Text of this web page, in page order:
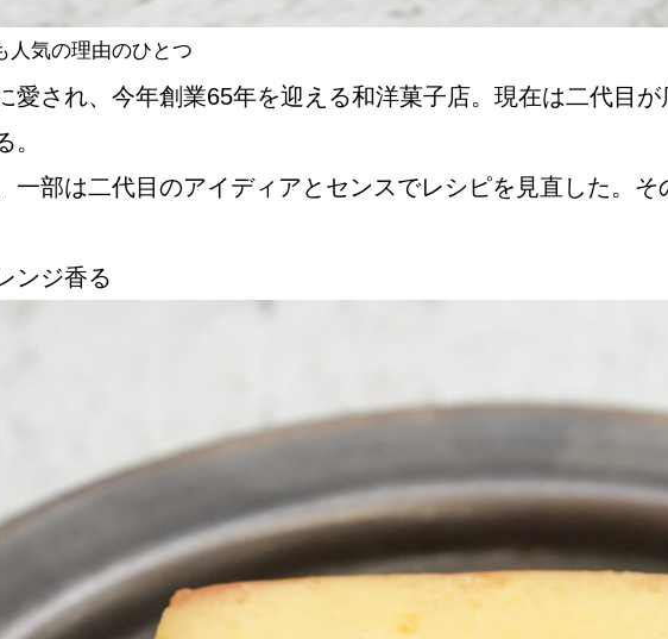
人気の理由のひとつ
愛され、今年創業65年を迎える和洋菓子店。現在は二代目
一部は二代目のアイディアとセンスでレシピを見直した。
ンジ香る